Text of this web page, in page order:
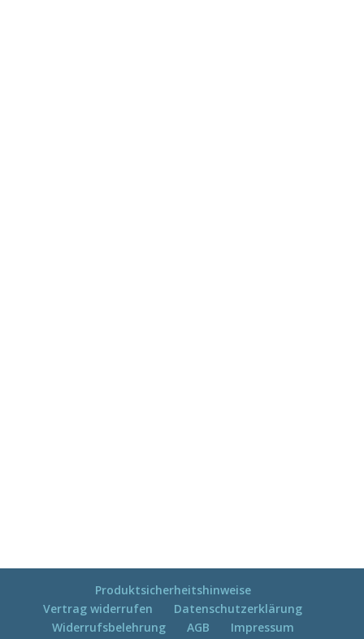
Produktsicherheitshinweise
Vertrag widerrufen
Datenschutzerklärung
Widerrufsbelehrung
AGB
Impressum